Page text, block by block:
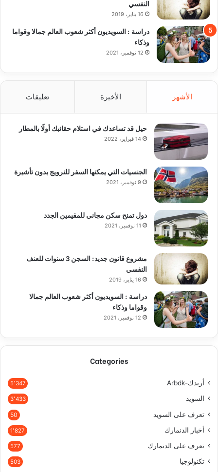
النفسي
16 يناير، 2019
دراسة : السويديون أكثر شعوب العالم جمالا وقواما
وذكاء
12 نوفمبر، 2021
الأشهر الأخيرة تعليقات
حيل قد تساعدك في استلام حقائبك أولًا بالمطار
14 فبراير، 2022
الجنسيات التي يمكنها السفر للنرويج بدون تأشيرة
9 نوفمبر، 2021
دول تمنح سكن مجاني للمقيمين الجدد
11 نوفمبر، 2021
مشروع قانون جديد: السجن 3 سنوات للعنف
النفسي
16 يناير، 2019
دراسة : السويديون أكثر شعوب العالم جمالا
وقواما وذكاء
12 نوفمبر، 2021
Categories
أربدك-Arbdk 5٬347
السويد 3٬433
تعرف على السويد 50
أخبار الدنمارك 1٬827
تعرف على الدنمارك 577
تكنولوجيا 503